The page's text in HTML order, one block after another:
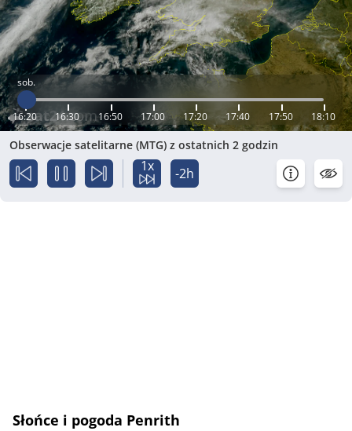
sob.
16:20 16:30 16:50 17:00 17:20 17:40 17:50 18:10
Obserwacje satelitarne (MTG) z ostatnich 2 godzin
1x -2h
Słońce i pogoda Penrith